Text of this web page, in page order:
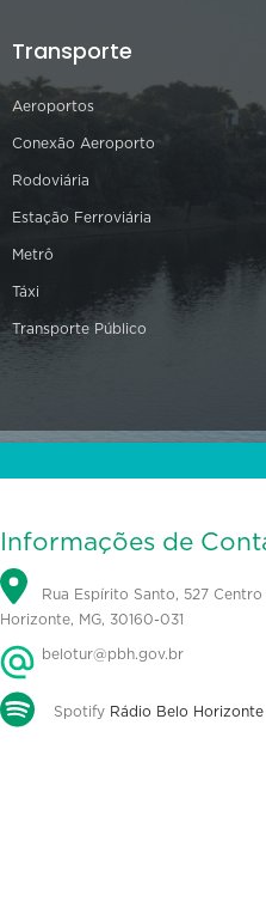
Transporte
Aeroportos
Conexão Aeroporto
Rodoviária
Estação Ferroviária
Metrô
Táxi
Transporte Público
Informações de
Rua Espírito Santo, 527
Horizonte, MG, 30160-031
belotur@pbh.gov.br
Spotify Rádio Belo Horizonte